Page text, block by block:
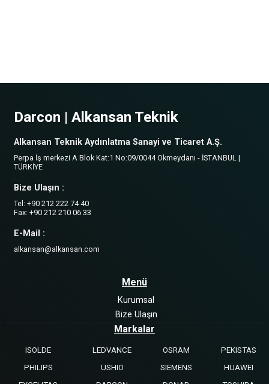
Darcon | Alkansan Teknik
Alkansan Teknik Aydınlatma Sanayi ve Ticaret A.Ş.
Perpa İş merkezi A Blok Kat:1 No:09/0044 Okmeydanı - İSTANBUL |
TÜRKİYE
Bize Ulaşın :
Tel: +90 212 222 74 40
Fax: +90 212 210 06 33
E-Mail :
alkansan@alkansan.com
Menü
Kurumsal
Bize Ulaşın
Markalar
ISOLDE LEDVANCE OSRAM
PEKISTAS
PHILIPS
USHIO SIEMENS
HUAWEI